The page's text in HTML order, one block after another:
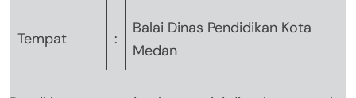
Tempat :
Balai Dinas Pendidikan Kota
Medan